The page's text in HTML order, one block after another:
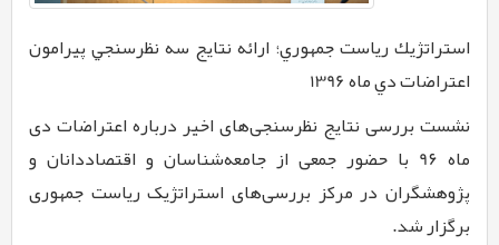
استراتژيك رياست جمهوري؛ ارائه نتايج سه نظرسنجي پيرامون
اعتراضات دي ماه 1396
نشست بررسی نتایج نظرسنجی‌های اخیر درباره اعتراضات دی
ماه 9۶ با حضور جمعی از جامعه‌شناسان و اقتصاددانان و
پژوهشگران در مرکز بررسی‌های استراتژیک ریاست جمهوری
برگزار شد.